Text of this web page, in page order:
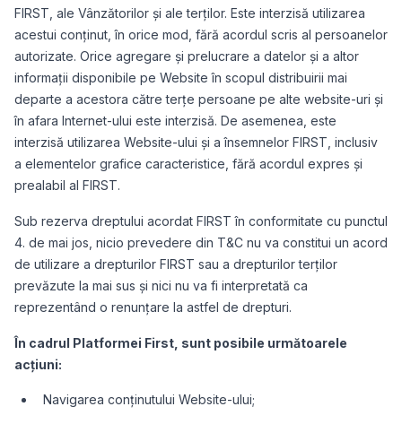
FIRST, ale Vânzătorilor și ale terților. Este interzisă utilizarea
acestui conținut, în orice mod, fără acordul scris al persoanelor
autorizate. Orice agregare și prelucrare a datelor și a altor
informații disponibile pe Website în scopul distribuirii mai
departe a acestora către terțe persoane pe alte website-uri și
în afara Internet-ului este interzisă. De asemenea, este
interzisă utilizarea Website-ului și a însemnelor FIRST, inclusiv
a elementelor grafice caracteristice, fără acordul expres și
prealabil al FIRST.
Sub rezerva dreptului acordat FIRST în conformitate cu punctul
4. de mai jos, nicio prevedere din T&C nu va constitui un acord
de utilizare a drepturilor FIRST sau a drepturilor terților
prevăzute la mai sus și nici nu va fi interpretată ca
reprezentând o renunțare la astfel de drepturi.
În cadrul Platformei First, sunt posibile următoarele
acțiuni:
Navigarea conținutului Website-ului;